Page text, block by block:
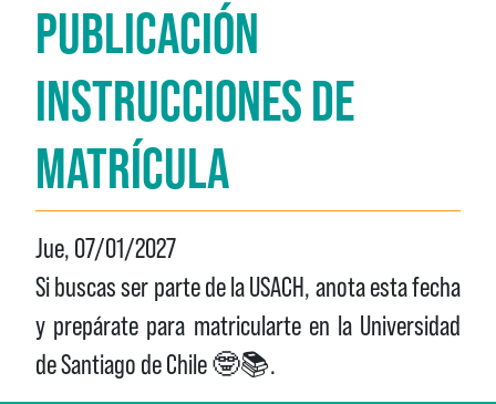
PUBLICACIÓN
INSTRUCCIONES DE
MATRÍCULA
Jue, 07/01/2027
Si buscas ser parte de la USACH, anota esta fecha
y prepárate para matricularte en la Universidad
de Santiago de Chile 🤓📚.